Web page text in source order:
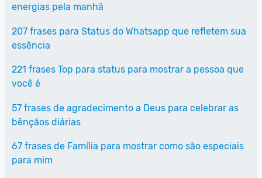
energias pela manhã
207 frases para Status do Whatsapp que refletem sua
essência
221 frases Top para status para mostrar a pessoa que
você é
57 frases de agradecimento a Deus para celebrar as
bênçãos diárias
67 frases de Família para mostrar como são especiais
para mim